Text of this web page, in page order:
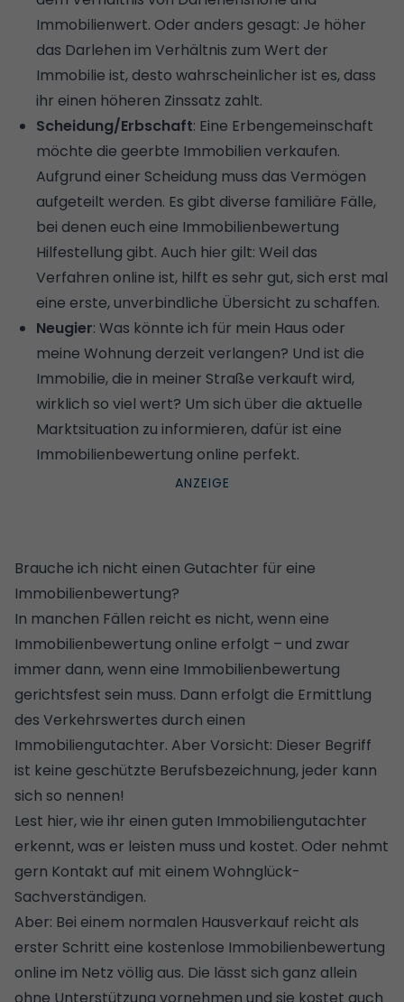
Immobilienwert. Oder anders gesagt: Je höher
das Darlehen im Verhältnis zum Wert der
Immobilie ist, desto wahrscheinlicher ist es, dass
ihr einen höheren Zinssatz zahlt.
Scheidung/Erbschaft: Eine Erbengemeinschaft
möchte die geerbte Immobilien verkaufen.
Aufgrund einer Scheidung muss das Vermögen
aufgeteilt werden. Es gibt diverse familiäre Fälle,
bei denen euch eine Immobilienbewertung
Hilfestellung gibt. Auch hier gilt: Weil das
Verfahren online ist, hilft es sehr gut, sich erst mal
eine erste, unverbindliche Übersicht zu schaffen.
Neugier: Was könnte ich für mein Haus oder
meine Wohnung derzeit verlangen? Und ist die
Immobilie, die in meiner Straße verkauft wird,
wirklich so viel wert? Um sich über die aktuelle
Marktsituation zu informieren, dafür ist eine
Immobilienbewertung online perfekt.
Brauche ich nicht einen Gutachter für eine
Immobilienbewertung?
In manchen Fällen reicht es nicht, wenn eine
Immobilienbewertung online erfolgt – und zwar
immer dann, wenn eine Immobilienbewertung
gerichtsfest sein muss. Dann erfolgt die Ermittlung
des Verkehrswertes durch einen
Immobiliengutachter. Aber Vorsicht: Dieser Begriff
ist keine geschützte Berufsbezeichnung, jeder kann
sich so nennen!
Lest hier, wie ihr einen guten Immobiliengutachter
erkennt, was er leisten muss und kostet. Oder nehmt
gern Kontakt auf mit einem Wohnglück-
Sachverständigen.
Aber: Bei einem normalen Hausverkauf reicht als
erster Schritt eine kostenlose Immobilienbewertung
online im Netz völlig aus. Die lässt sich ganz allein
ohne Unterstützung vornehmen und sie kostet auch